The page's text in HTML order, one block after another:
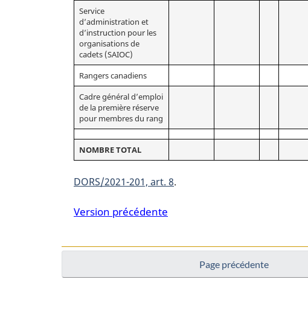
Service
d’administration et
d’instruction pour les
organisations de
cadets (SAIOC)
Rangers canadiens
Cadre général d’emploi
de la première réserve
pour membres du rang
NOMBRE TOTAL
DORS/2021-201, art. 8
Version précédente
Page précédente